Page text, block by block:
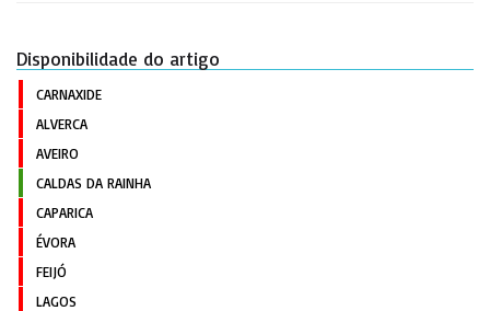
Disponibilidade do artigo
CARNAXIDE
ALVERCA
AVEIRO
CALDAS DA RAINHA
CAPARICA
ÉVORA
FEIJÓ
LAGOS